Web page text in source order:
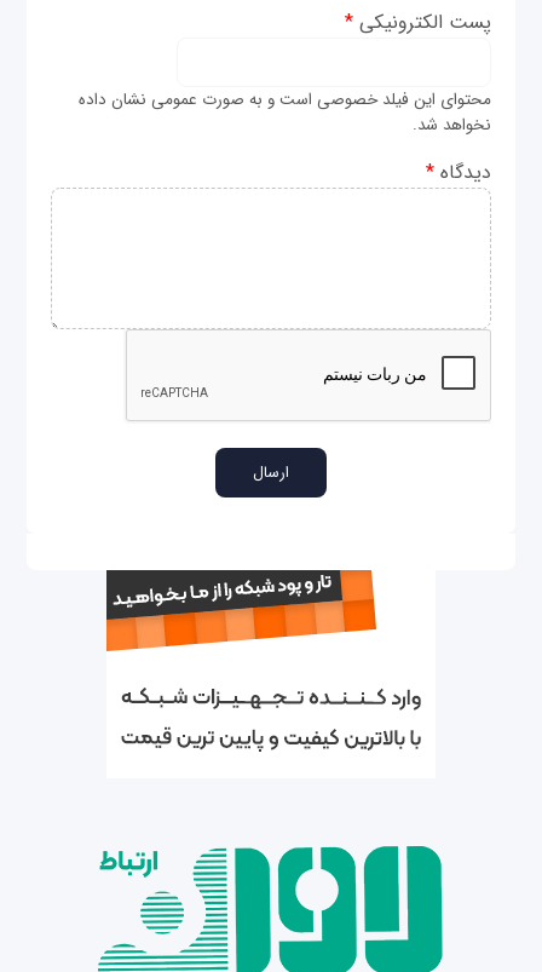
پست الکترونیکی*
محتوای این فیلد خصوصی است و به صورت عمومی نشان داده
نخواهد شد.
دیدگاه*